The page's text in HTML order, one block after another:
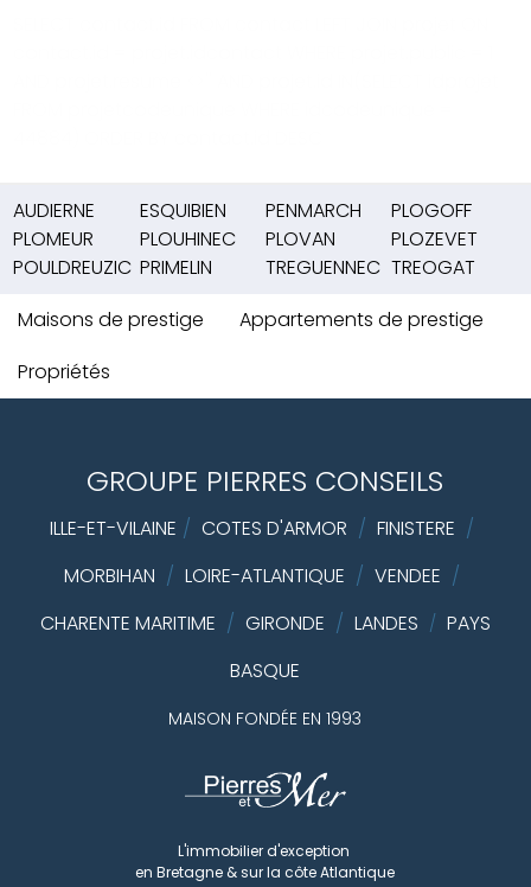
AUDIERNE ESQUIBIEN PENMARCH
PLOGOFF
PLOMEUR
PLOUHINEC PLOVAN
PLOZEVET
POULDREUZIC PRIMELIN TREGUENNEC TREOGAT
Maisons de prestige
Appartements de prestige
Propriétés
GROUPE PIERRES CONSEILS
ILLE-ET-VILAINE / COTES D'ARMOR / FINISTERE /
MORBIHAN / LOIRE-ATLANTIQUE / VENDEE /
CHARENTE MARITIME / GIRONDE / LANDES / PAYS
BASQUE
MAISON FONDÉE EN 1993
L'immobilier d'exception
en Bretagne & sur la côte Atlantique